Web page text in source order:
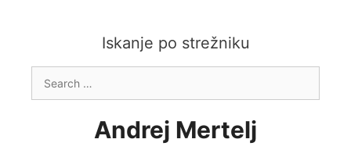
Iskanje po strežniku
for:
Andrej Mertelj